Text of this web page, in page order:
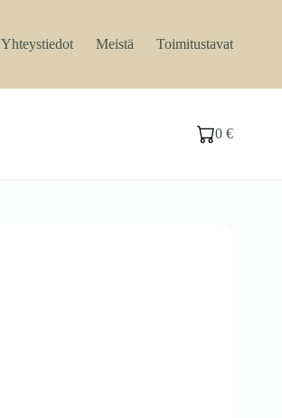
Yhteystiedot Meistä Toimitustavat
Ostoskori
0€